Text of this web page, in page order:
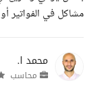
مشاكل في الفواتير
محمد ا.
محاسب